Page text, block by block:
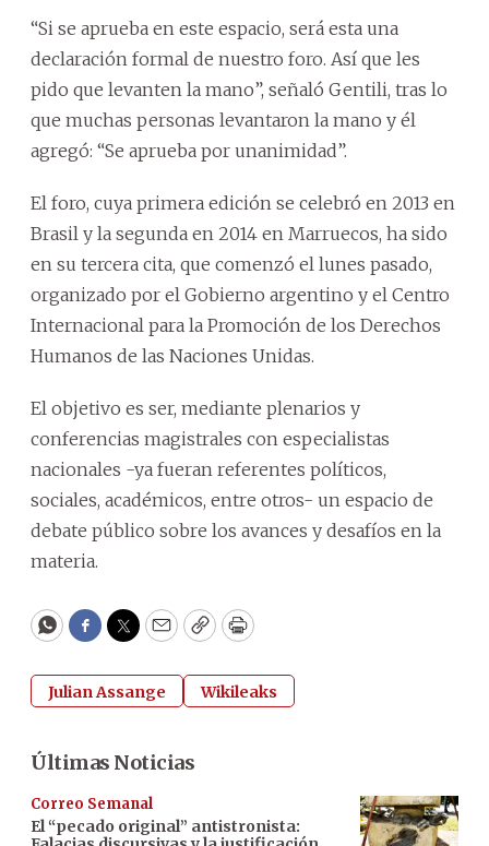
“Si se aprueba en este espacio, será esta una
declaración formal de nuestro foro. Así que les
pido que levanten la mano”, señaló Gentili, tras lo
que muchas personas levantaron la mano y él
agregó: “Se aprueba por unanimidad”.
El foro, cuya primera edición se celebró en 2013 en
Brasil y la segunda en 2014 en Marruecos, ha sido
en su tercera cita, que comenzó el lunes pasado,
organizado por el Gobierno argentino y el Centro
Internacional para la Promoción de los Derechos
Humanos de las Naciones Unidas.
El objetivo es ser, mediante plenarios y
conferencias magistrales con especialistas
nacionales -ya fueran referentes políticos,
sociales, académicos, entre otros- un espacio de
debate público sobre los avances y desafíos en la
materia.
WhatsApp
Facebook
Twitter
EmailCopyPrint
Julian Assange Wikileaks
Últimas Noticias
Correo Semanal
El “pecado original” antistronista: